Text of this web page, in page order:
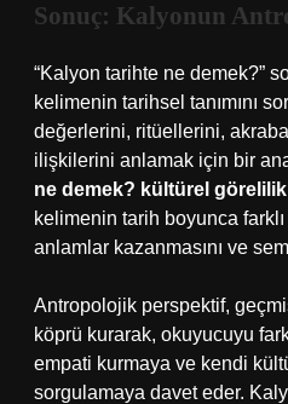
Sonuç: Kalyonun
“Kalyon tarihte ne demek?”
kelimenin tarihsel tanımını
değerlerini, ritüellerini,
ilişkilerini anlamak için bir
ne demek? kültürel görelilik
kelimenin tarih boyunca
anlamlar kazanmasını ve
Antropolojik perspektif,
köprü kurarak, okuyucuyu
empati kurmaya ve kendi
sorgulamaya davet eder.